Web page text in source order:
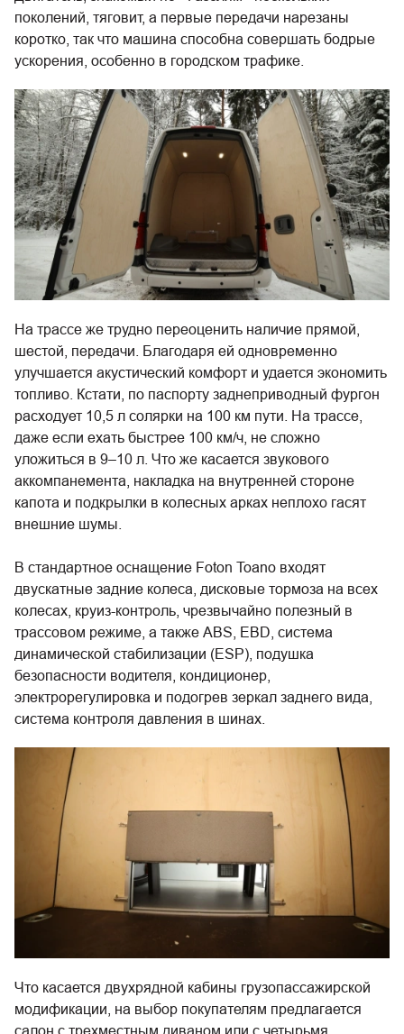
поколений, тяговит, а первые передачи нарезаны
коротко, так что машина способна совершать бодрые
ускорения, особенно в городском трафике.
На трассе же трудно переоценить наличие прямой,
шестой, передачи. Благодаря ей одновременно
улучшается акустический комфорт и удается экономить
топливо. Кстати, по паспорту заднеприводный фургон
расходует 10,5 л солярки на 100 км пути. На трассе,
даже если ехать быстрее 100 км/ч, не сложно
уложиться в 9–10 л. Что же касается звукового
аккомпанемента, накладка на внутренней стороне
капота и подкрылки в колесных арках неплохо гасят
внешние шумы.
В стандартное оснащение Foton Toano входят
двускатные задние колеса, дисковые тормоза на всех
колесах, круиз-контроль, чрезвычайно полезный в
трассовом режиме, а также ABS, EBD, система
динамической стабилизации (ESP), подушка
безопасности водителя, кондиционер,
электрорегулировка и подогрев зеркал заднего вида,
система контроля давления в шинах.
Что касается двухрядной кабины грузопассажирской
модификации, на выбор покупателям предлагается
салон с трехместным диваном или с четырьмя